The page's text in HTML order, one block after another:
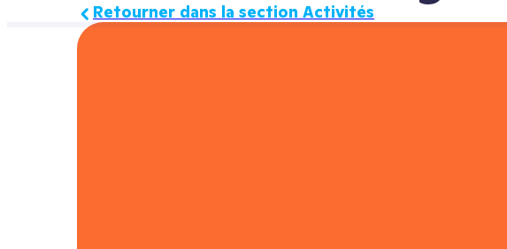
Retourner dans la section Activités